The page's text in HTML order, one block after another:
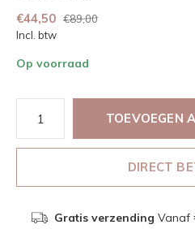
€44,50 €89,00
Incl. btw
Op voorraad
TOEVOEGEN
DIRECT
Gratis verzending Vanaf